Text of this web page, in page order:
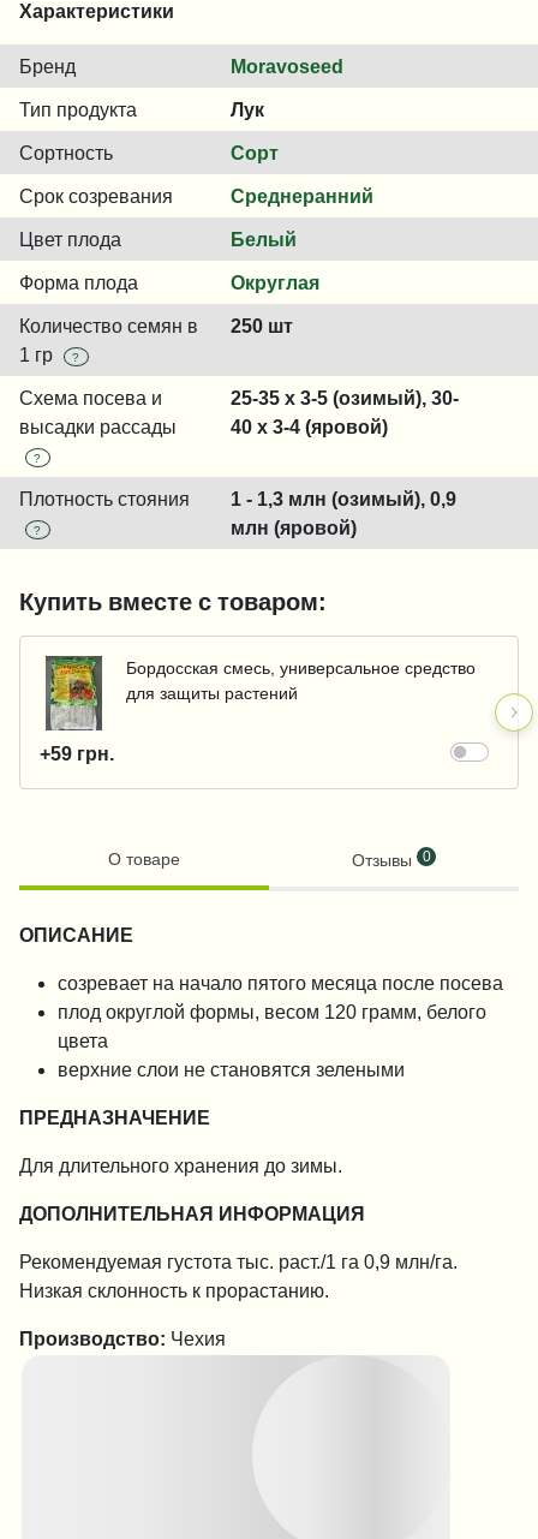
Характеристики
Бренд Moravoseed
Тип продукта Лук
Сортность Сорт
Срок созревания Среднеранний
Цвет плода Белый
Форма плода Округлая
Количество семян в
1 гр
?
250 шт
Схема посева и
высадки рассады
?
25-35 x 3-5 (озимый), 30-
40 x 3-4 (яровой)
Плотность стояния
?
1 - 1,3 млн (озимый), 0,9
млн (яровой)
Купить вместе с товаром:
Бордосская смесь, универсальное средство
для защиты растений
+59 грн.
О товаре Отзывы 0
ОПИСАНИЕ
созревает на начало пятого месяца после посева
плод округлой формы, весом 120 грамм, белого
цвета
верхние слои не становятся зелеными
ПРЕДНАЗНАЧЕНИЕ
Для длительного хранения до зимы.
ДОПОЛНИТЕЛЬНАЯ ИНФОРМАЦИЯ
Рекомендуемая густота тыс. раст./1 га 0,9 млн/га.
Низкая склонность к прорастанию.
Производство: Чехия